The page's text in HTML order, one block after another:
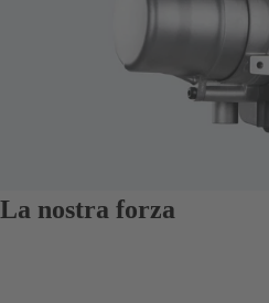
La nostra forza